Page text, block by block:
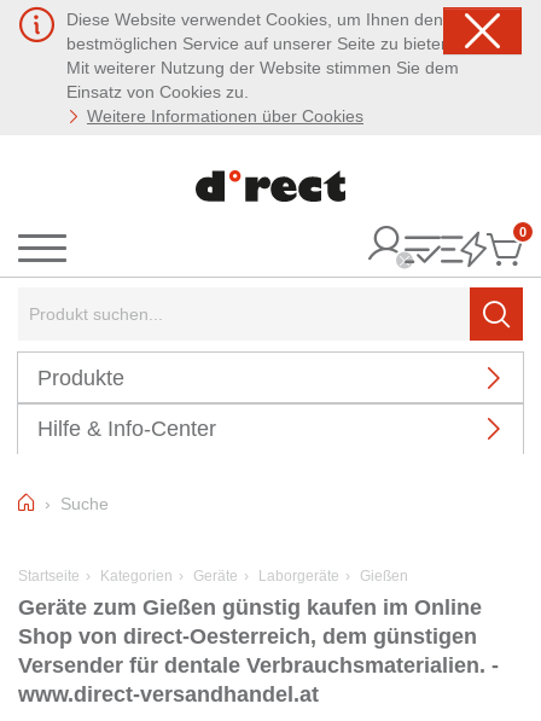
Diese Website verwendet Cookies, um Ihnen den
bestmöglichen Service auf unserer Seite zu bieten.
Mit weiterer Nutzung der Website stimmen Sie dem
Einsatz von Cookies zu.
Weitere Informationen über Cookies
Menü
0
Produkte
Hilfe & Info-Center
HomeSuche
Startseite Kategorien Geräte Laborgeräte Gießen
Geräte zum Gießen günstig kaufen im Online
Shop von direct-Oesterreich, dem günstigen
Versender für dentale Verbrauchsmaterialien. -
www.direct-versandhandel.at